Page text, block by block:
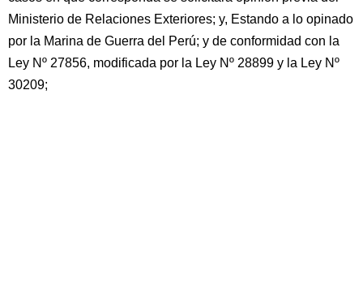
Ministerio de Relaciones Exteriores; y, Estando a lo opinado
por la Marina de Guerra del Perú; y de conformidad con la
Ley Nº 27856, modificada por la Ley Nº 28899 y la Ley Nº
30209;